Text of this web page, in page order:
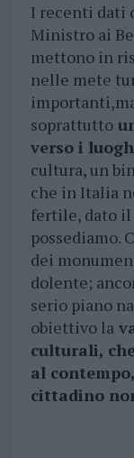
I recenti dati
Ministro ai
mettono in
nelle mete
soprattutto
verso i
cultura, un
che in Italia
fertile, dato
possediamo.
dei
dolente;
serio piano
obiettivo la
culturali,
al
cittadino